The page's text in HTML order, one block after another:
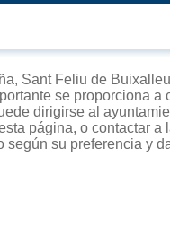
Sant Feliu de
se proporciona a
dirigirse al
página, o contactar a
su preferencia y